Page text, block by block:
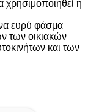
χρησιμοποιηθεί η
ευρύ φάσμα
των οικιακών
και των